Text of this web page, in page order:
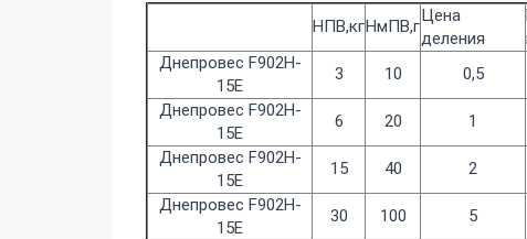
НПВ,кгНмПВ,г
Цена
деления
Днепровес F902H-
15E
3 10 0,5
Днепровес F902H-
15E
6 20 1
Днепровес F902H-
15E
15 40 2
Днепровес F902H-
15E
30 100 5